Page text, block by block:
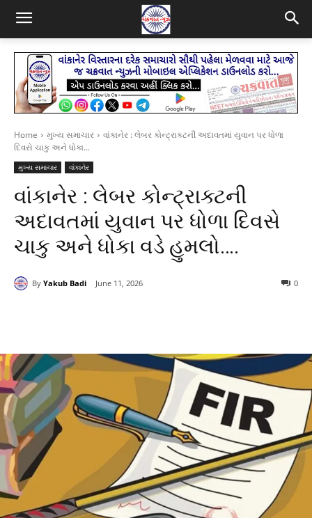
Home મુખ્ય સમાચાર
વાંકાનેર : લેબર કોન્ટ્રાક્ટની અદાવતમાં યુવાન પર ધોળા
દિવસે ચાકુ અને ધોકા...
મુખ્ય સમાચાર વાંકાનેર
વાંકાનેર : લેબર કોન્ટ્રાક્ટની
અદાવતમાં યુવાન પર ધોળા દિવસે
ચાકુ અને ધોકા વડે હુમલો….
By Yakub Badi June 11, 2026 0